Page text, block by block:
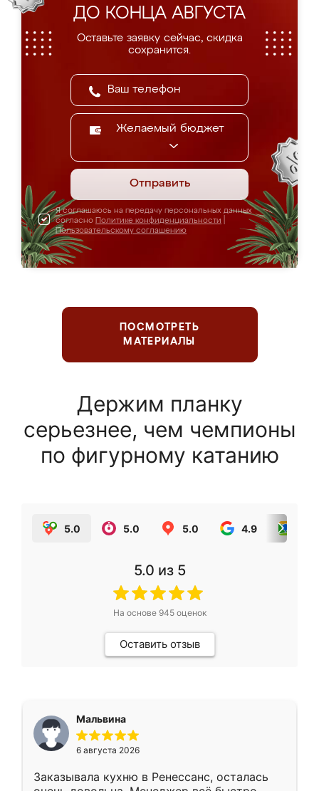
ДО КОНЦА АВГУСТА
Оставьте заявку сейчас, скидка
сохранится.
Желаемый бюджет
Отправить
Я соглашаюсь на передачу персональных данных
согласно Политике конфиденциальности
Пользовательскому соглашению
ПОСМОТРЕТЬ
МАТЕРИАЛЫ
Держим планку
серьезнее, чем чемпионы
по фигурному катанию
5.0 5.0 5.0 4.9
5.0 из 5
На основе 945оценок
Оставить отзыв
Мальвина
6 августа 2026
Заказывала кухню в Ренессанс, осталась